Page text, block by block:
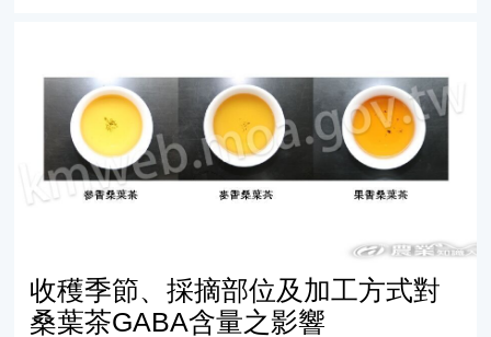
收穫季節、採摘部位及加工方式對
桑葉茶GABA含量之影響